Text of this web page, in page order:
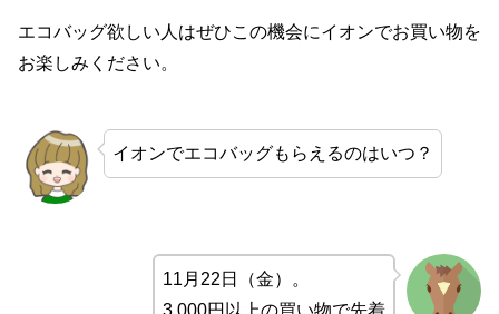
エコバッグ欲しい人はぜひこの機会にイオンでお買い物を
お楽しみください。
イオンでエコバッグもらえるのはいつ？
11月22日（金）。
3,000円以上の買い物で先着